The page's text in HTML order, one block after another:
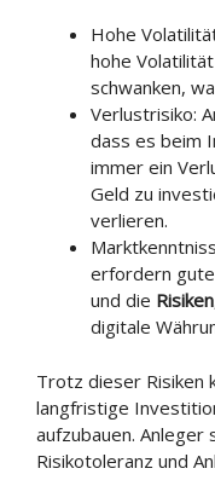
Hohe
hohe
schwanken,
Verlustrisiko:
dass es beim
immer ein
Geld zu
verlieren.
erfordern
und die Risiken
digitale
Trotz dieser Risiken
langfristige
aufzubauen. Anleger
Risikotoleranz und